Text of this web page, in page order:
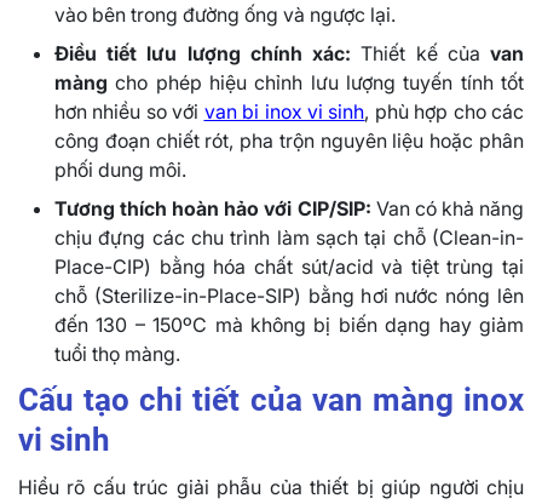
vào bên trong đường ống và ngược lại.
Điều tiết lưu lượng chính xác: Thiết kế củavan
màng cho phép hiệu chỉnh lưu lượng tuyến tính tốt
hơn nhiều so với van bi inox vi sinh, phù hợp cho các
công đoạn chiết rót, pha trộn nguyên liệu hoặc phân
phối dung môi.
Tương thích hoàn hảo với CIP/SIP: Van có khả năng
chịu đựng các chu trình làm sạch tại chỗ (Clean-in-
Place-CIP) bằng hóa chất sút/acid và tiệt trùng tại
chỗ (Sterilize-in-Place-SIP) bằng hơi nước nóng lên
đến 130 – 150ºC mà không bị biến dạng hay giảm
tuổi thọ màng.
Cấu tạo chi tiết của van màng inox
vi sinh
Hiểu rõ cấu trúc giải phẫu của thiết bị giúp người chịu